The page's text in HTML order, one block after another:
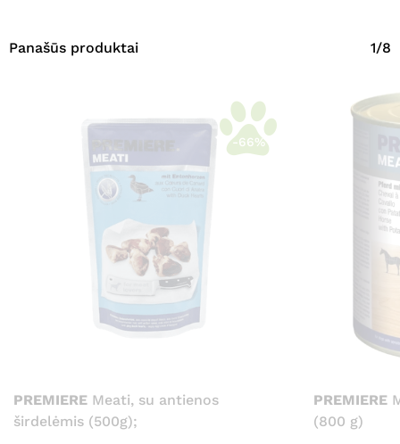
Panašūs produktai 1/8
-66%
PREMIERE Meati, su antienos
širdelėmis (500g);
PREMIERE
(800 g)